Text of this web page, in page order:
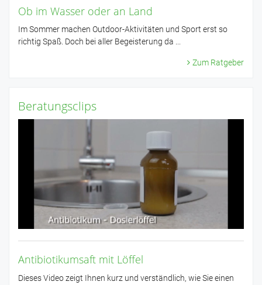
Ob im Wasser oder an Land
Im Sommer machen Outdoor-Aktivitäten und Sport erst so
richtig Spaß. Doch bei aller Begeisterung da ...
Zum Ratgeber
Beratungsclips
Antibiotikumsaft mit Löffel
Dieses Video zeigt Ihnen kurz und verständlich, wie Sie einen